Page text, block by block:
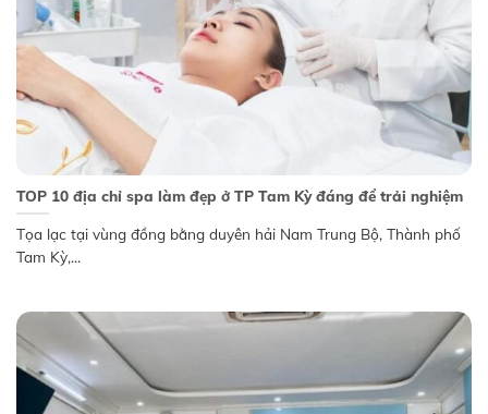
TOP 10 địa chỉ spa làm đẹp ở TP Tam Kỳ đáng để trải nghiệm
Tọa lạc tại vùng đồng bằng duyên hải Nam Trung Bộ, Thành phố
Tam Kỳ,...